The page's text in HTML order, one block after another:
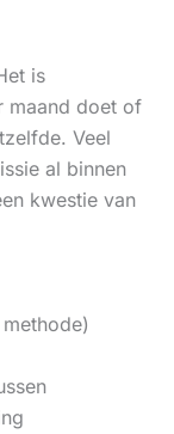
is
maand doet of
Veel
al binnen
kwestie van